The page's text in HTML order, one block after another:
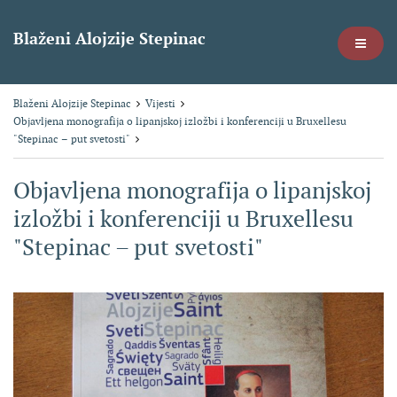
Blaženi Alojzije Stepinac
Blaženi Alojzije Stepinac
Vijesti
Objavljena monografija o lipanjskoj izložbi i konferenciji u Bruxellesu
"Stepinac – put svetosti"
Objavljena monografija o lipanjskoj
izložbi i konferenciji u Bruxellesu
"Stepinac – put svetosti"